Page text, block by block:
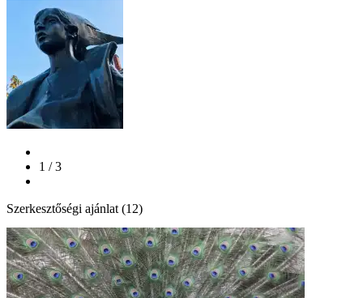
1 / 3
Szerkesztőségi ajánlat (12)